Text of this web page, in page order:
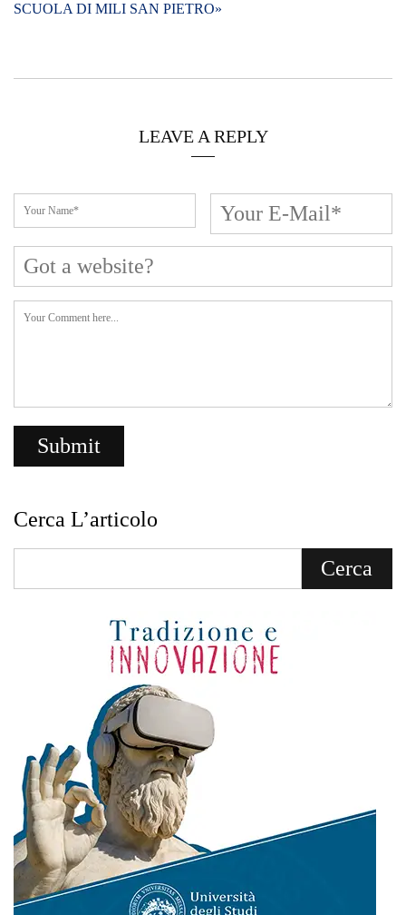
SCUOLA DI MILI SAN PIETRO»
LEAVE A REPLY
Cerca L’articolo